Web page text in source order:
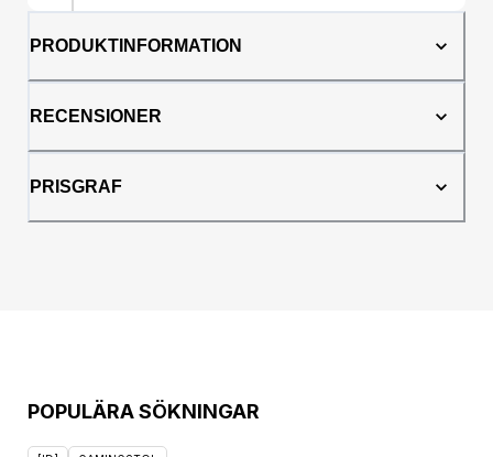
PRODUKTINFORMATION
RECENSIONER
PRISGRAF
POPULÄRA SÖKNINGAR